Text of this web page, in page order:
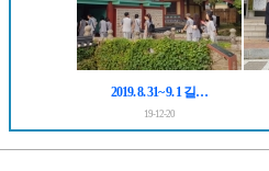
2019. 8. 31~ 9. 1 길…
19-12-20